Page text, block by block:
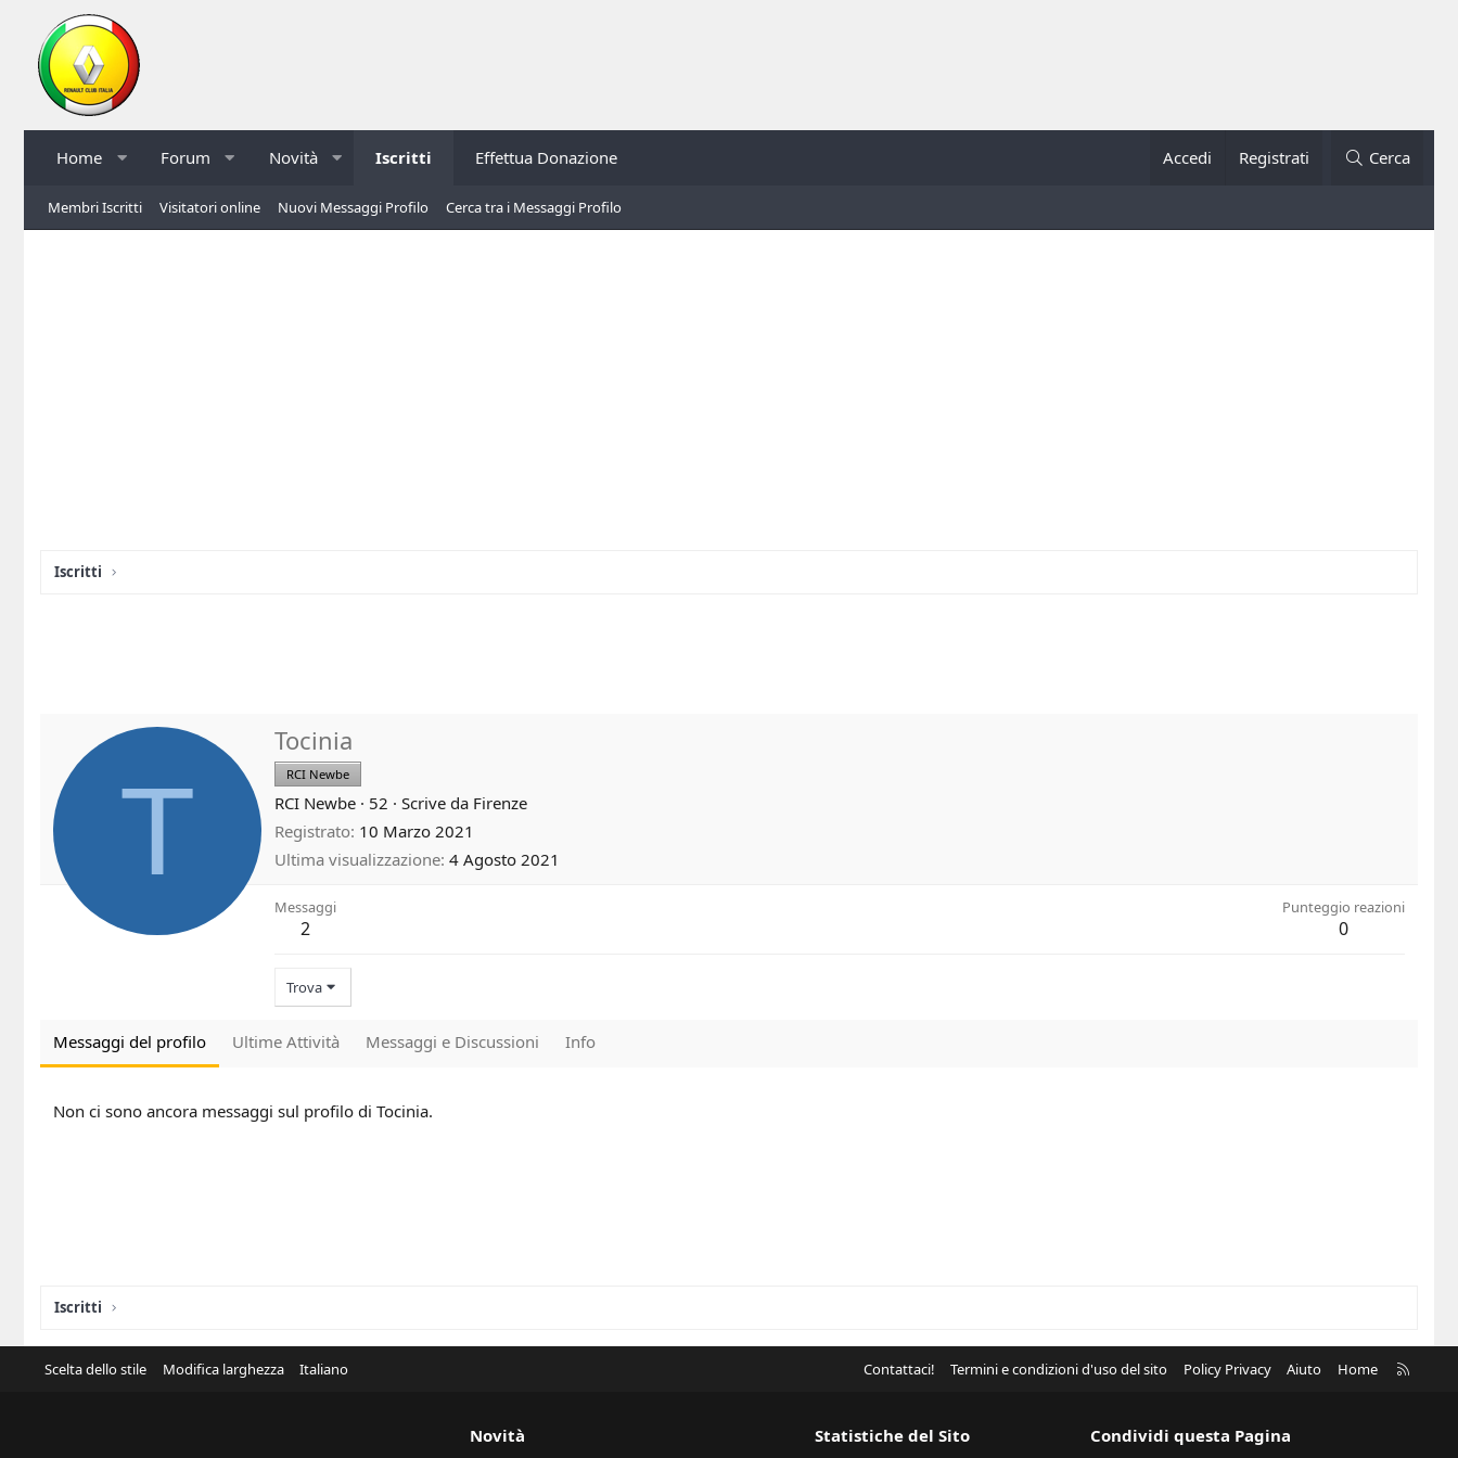
Home Forum Novità Iscritti Effettua Donazione Accedi Registrati Cerca
Membri Iscritti Visitatori online Nuovi Messaggi Profilo Cerca tra i Messaggi Profilo
Iscritti
T
Tocinia
RCI Newbe
RCI Newbe · 52 · Scrive da Firenze
Registrato 10 Marzo 2021
Ultima visualizzazione 4 Agosto 2021
Messaggi
2
Punteggio reazioni
0
Trova
Messaggi del profilo Ultime Attività Messaggi e Discussioni Info
Non ci sono ancora messaggi sul profilo di Tocinia.
Iscritti
Scelta dello stile Modifica larghezza Italiano Contattaci! Termini e condizioni d'uso del sito Policy Privacy Aiuto Home
R
Novità Statistiche del Sito Condividi questa Pagina